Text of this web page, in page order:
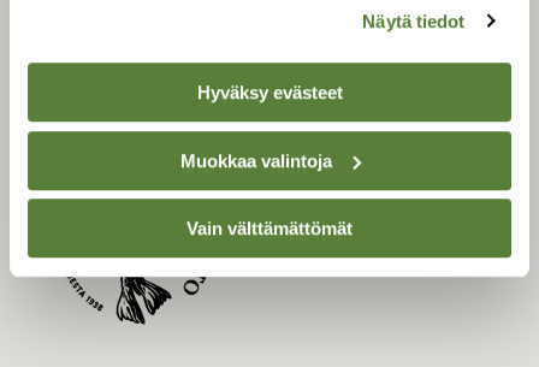
Näytä tiedot
Hyväksy evästeet
Muokkaa valintoja
Vain välttämättömät
Tilaa uutiskirje
SUOMEN LUONNON­
SUOJELU­LIITTO
Suomen Luonto -lehden
kustantaja on
luonnonsuojelu­liitto